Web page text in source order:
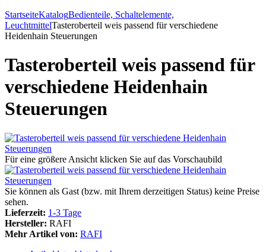
StartseiteKatalogBedienteile, Schaltelemente,
LeuchtmittelTasteroberteil weis passend für verschiedene
Heidenhain Steuerungen
Tasteroberteil weis passend für
verschiedene Heidenhain
Steuerungen
Für eine größere Ansicht klicken Sie auf das Vorschaubild
Sie können als Gast (bzw. mit Ihrem derzeitigen Status) keine Preise
sehen.
Lieferzeit: 1-3 Tage
Hersteller: RAFI
Mehr Artikel von: RAFI